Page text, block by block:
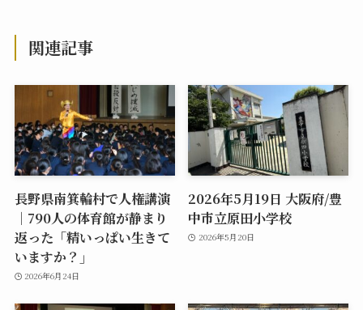
関連記事
長野県南箕輪村で人権講演
｜790人の体育館が静まり
返った「精いっぱい生きて
いますか？」
2026年6月24日
2026年5月19日 大阪府/豊
中市立原田小学校
2026年5月20日